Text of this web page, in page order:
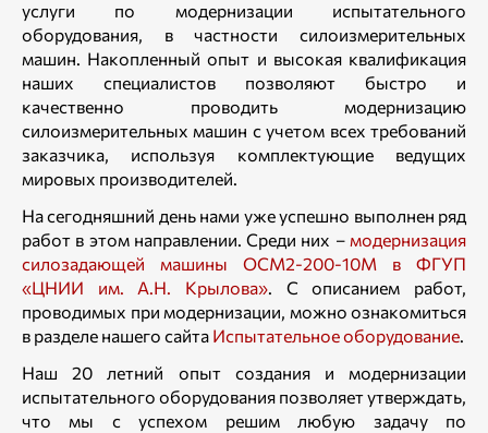
услуги по модернизации испытательного
оборудования, в частности силоизмерительных
машин. Накопленный опыт и высокая квалификация
наших специалистов позволяют быстро и
качественно проводить модернизацию
силоизмерительных машин с учетом всех требований
заказчика, используя комплектующие ведущих
мировых производителей.
На сегодняшний день нами уже успешно выполнен ряд
работ в этом направлении. Среди них – модернизация
силозадающей машины ОСМ2-200-10М в ФГУП
«ЦНИИ им. А.Н. Крылова». С описанием работ,
проводимых при модернизации, можно ознакомиться
в разделе нашего сайта Испытательное оборудование.
Наш 20 летний опыт создания и модернизации
испытательного оборудования позволяет утверждать,
что мы с успехом решим любую задачу по